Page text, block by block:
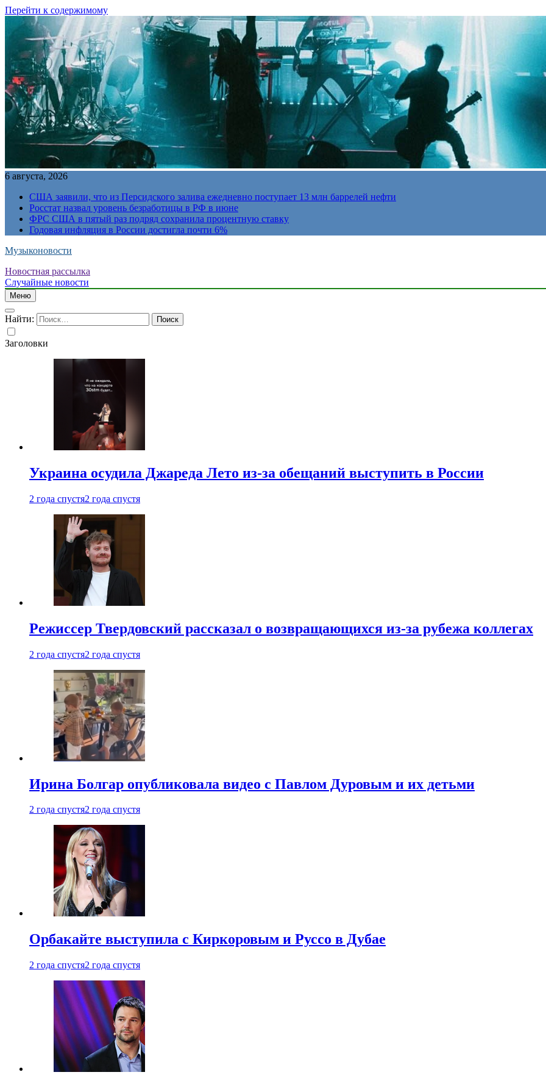
Перейти к содержимому
6 августа, 2026
США заявили, что из Персидского залива ежедневно поступает 13 млн баррелей нефти
Росстат назвал уровень безработицы в РФ в июне
ФРС США в пятый раз подряд сохранила процентную ставку
Годовая инфляция в России достигла почти 6%
Музыконовости
Новостная рассылка
Случайные новости
Меню
Найти:
Заголовки
Украина осудила Джареда Лето из-за обещаний выступить в России
2 года спустя2 года спустя
Режиссер Твердовский рассказал о возвращающихся из-за рубежа коллегах
2 года спустя2 года спустя
Ирина Болгар опубликовала видео с Павлом Дуровым и их детьми
2 года спустя2 года спустя
Орбакайте выступила с Киркоровым и Руссо в Дубае
2 года спустя2 года спустя